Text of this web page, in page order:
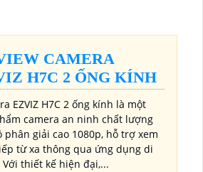
CAMERA
H7C 2 ỐNG KÍNH
EZVIZ H7C 2 ống kính là một
camera an ninh chất lượng
phân giải cao 1080p, hỗ trợ xem
từ xa thông qua ứng dụng di
Với thiết kế hiện đại,...